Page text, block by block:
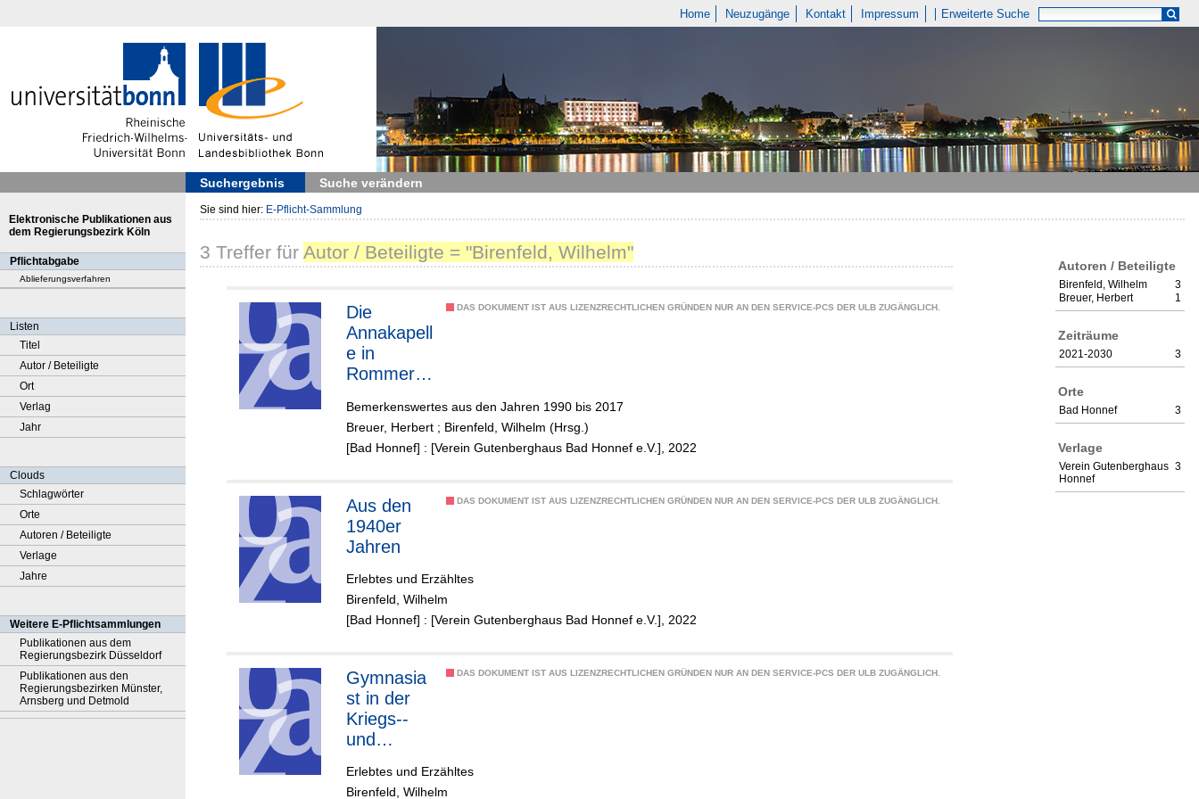
Home Neuzugänge Kontakt Impressum Erweiterte Suche
Suchergebnis Suche verändern
Elektronische Publikationen aus
dem Regierungsbezirk Köln
Pflichtabgabe
Ablieferungsverfahren
Listen
Titel
Autor / Beteiligte
Ort
Verlag
Jahr
Clouds
Schlagwörter
Orte
Autoren / Beteiligte
Verlage
Jahre
Weitere E-Pflichtsammlungen
Publikationen aus dem
Regierungsbezirk Düsseldorf
Publikationen aus den
Regierungsbezirken Münster,
Arnsberg und Detmold
Sie sind hier: E-Pflicht-Sammlung
Autoren / Beteiligte
3
Birenfeld, Wilhelm
1
Breuer, Herbert
Zeiträume
3
2021-2030
Orte
3
Bad Honnef
Verlage
3
Verein Gutenberghaus
Honnef
3 Treffer für Autor / Beteiligte = "Birenfeld, Wilhelm"
DAS DOKUMENT IST AUS LIZENZRECHTLICHEN GRÜNDEN NUR AN DEN SERVICE-PCS DER ULB ZUGÄNGLICH.
Die
Annakapell
e in
Rommers
Bemerkenswertes aus den Jahren 1990 bis 2017
Breuer, Herbert ; Birenfeld, Wilhelm (Hrsg.)
[Bad Honnef] : [Verein Gutenberghaus Bad Honnef e.V.], 2022
DAS DOKUMENT IST AUS LIZENZRECHTLICHEN GRÜNDEN NUR AN DEN SERVICE-PCS DER ULB ZUGÄNGLICH.
Aus den
1940er
Jahren
Erlebtes und Erzähltes
Birenfeld, Wilhelm
[Bad Honnef] : [Verein Gutenberghaus Bad Honnef e.V.], 2022
DAS DOKUMENT IST AUS LIZENZRECHTLICHEN GRÜNDEN NUR AN DEN SERVICE-PCS DER ULB ZUGÄNGLICH.
Gymnasia
st in der
Kriegs-­
und
szeit
Erlebtes und Erzähltes
Birenfeld, Wilhelm